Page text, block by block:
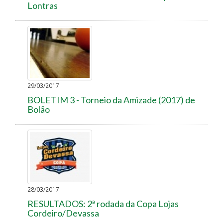
Lontras
29/03/2017
BOLETIM 3 - Torneio da Amizade (2017) de
Bolão
28/03/2017
RESULTADOS: 2ª rodada da Copa Lojas
Cordeiro/Devassa